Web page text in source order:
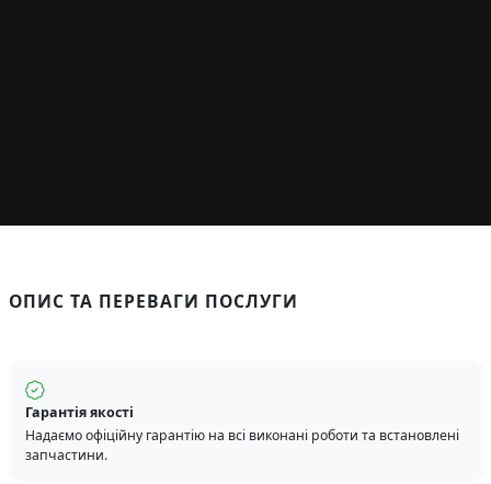
ОПИС ТА ПЕРЕВАГИ ПОСЛУГИ
Гарантія якості
Надаємо офіційну гарантію на всі виконані роботи та встановлені
запчастини.